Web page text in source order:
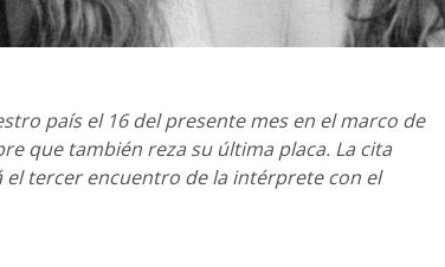
país el 16 del presente mes en el marco de
que también reza su última placa. La cita
el tercer encuentro de la intérprete con el